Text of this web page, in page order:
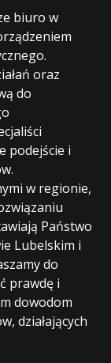
biuro w
oraz
do
podejście i
w regionie,
Państwo
Lubelskim i
do
prawdę i
dowodom
działających